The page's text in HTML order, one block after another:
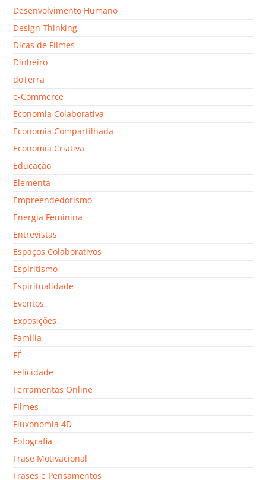
Desenvolvimento Humano
Design Thinking
Dicas de Filmes
Dinheiro
doTerra
e-Commerce
Economia Colaborativa
Economia Compartilhada
Economia Criativa
Educação
Elementa
Empreendedorismo
Energia Feminina
Entrevistas
Espaços Colaborativos
Espiritismo
Espiritualidade
Eventos
Exposições
Família
FÉ
Felicidade
Ferramentas Online
Filmes
Fluxonomia 4D
Fotografia
Frase Motivacional
Frases e Pensamentos